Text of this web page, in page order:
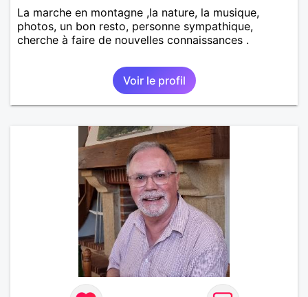
La marche en montagne ,la nature, la musique,
photos, un bon resto, personne sympathique,
cherche à faire de nouvelles connaissances .
Voir le profil